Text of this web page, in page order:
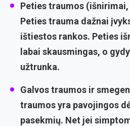
Peties traumos
Peties trauma dažnai
ištiestos rankos. Peties
labai skausmingas, o
užtrunka.
Galvos traumos ir
traumos yra pavojingos
pasekmių. Net jei